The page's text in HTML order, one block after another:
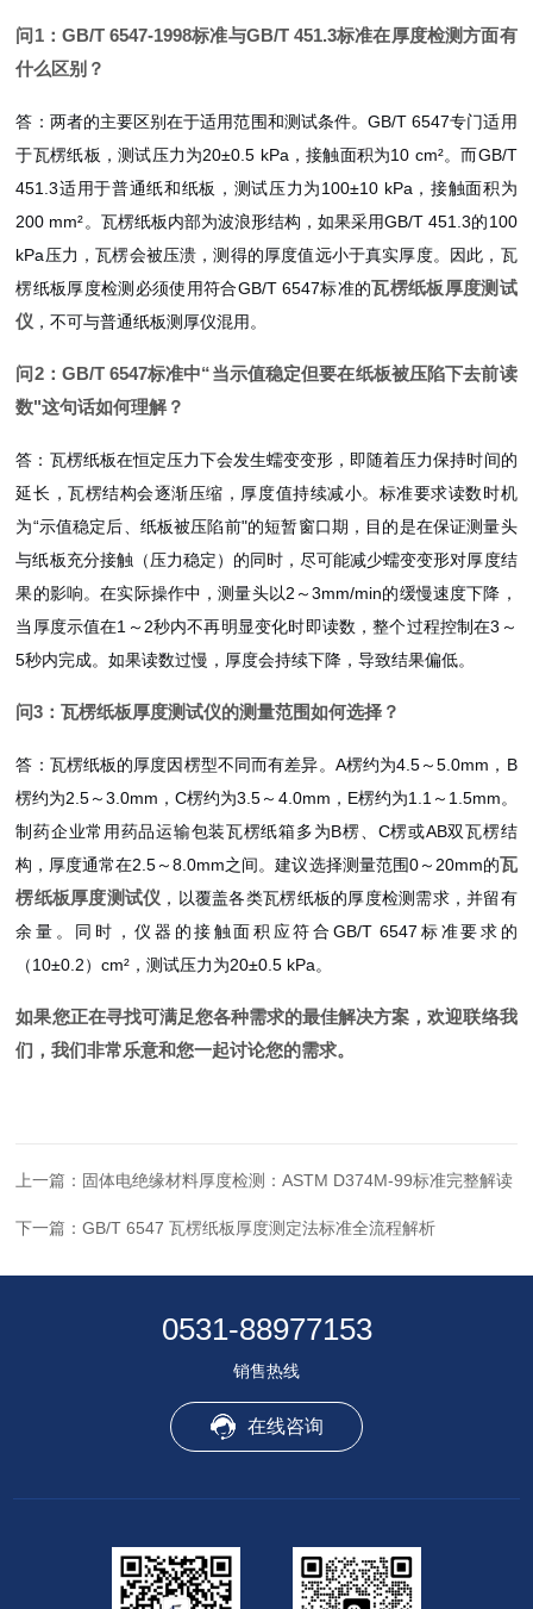
问1：GB/T 6547-1998标准与GB/T 451.3标准在厚度检测方面有
什么区别？
答：两者的主要区别在于适用范围和测试条件。GB/T 6547专门适用
于瓦楞纸板，测试压力为20±0.5 kPa，接触面积为10 cm²。而GB/T
451.3适用于普通纸和纸板，测试压力为100±10 kPa，接触面积为
200 mm²。瓦楞纸板内部为波浪形结构，如果采用GB/T 451.3的100
kPa压力，瓦楞会被压溃，测得的厚度值远小于真实厚度。因此，瓦
楞纸板厚度检测必须使用符合GB/T 6547标准的瓦楞纸板厚度测试
仪 ，不可与普通纸板测厚仪混用。
问2：GB/T 6547标准中“当示值稳定但要在纸板被压陷下去前读
数"这句话如何理解？
答：瓦楞纸板在恒定压力下会发生蠕变变形，即随着压力保持时间的
延长，瓦楞结构会逐渐压缩，厚度值持续减小。标准要求读数时机
为“示值稳定后、纸板被压陷前"的短暂窗口期，目的是在保证测量头
与纸板充分接触（压力稳定）的同时，尽可能减少蠕变变形对厚度结
果的影响。在实际操作中，测量头以2～3mm/min的缓慢速度下降，
当厚度示值在1～2秒内不再明显变化时即读数，整个过程控制在3～
5秒内完成。如果读数过慢，厚度会持续下降，导致结果偏低。
问3：瓦楞纸板厚度测试仪的测量范围如何选择？
答：瓦楞纸板的厚度因楞型不同而有差异。A楞约为4.5～5.0mm，B
楞约为2.5～3.0mm，C楞约为3.5～4.0mm，E楞约为1.1～1.5mm。
制药企业常用药品运输包装瓦楞纸箱多为B楞、C楞或AB双瓦楞结
构，厚度通常在2.5～8.0mm之间。建议选择测量范围0～20mm的瓦
楞纸板厚度测试仪 ，以覆盖各类瓦楞纸板的厚度检测需求，并留有
余量。同时，仪器的接触面积应符合GB/T 6547标准要求的
（10±0.2）cm²，测试压力为20±0.5 kPa。
如果您正在寻找可满足您各种需求的最佳解决方案，欢迎联络我
们，我们非常乐意和您一起讨论您的需求。
上一篇： 固体电绝缘材料厚度检测：ASTM D374M-99标准完整解读
下一篇：GB/T 6547 瓦楞纸板厚度测定法标准全流程解析
0531-88977153
销售热线
在线咨询